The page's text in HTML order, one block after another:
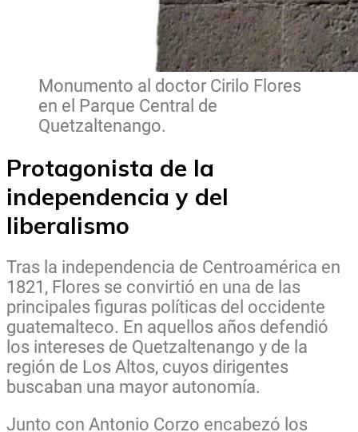
Monumento al doctor Cirilo Flores
en el Parque Central de
Quetzaltenango.
Protagonista de la
independencia y del
liberalismo
Tras la independencia de Centroamérica en
1821, Flores se convirtió en una de las
principales figuras políticas del occidente
guatemalteco. En aquellos años defendió
los intereses de Quetzaltenango y de la
región de Los Altos, cuyos dirigentes
buscaban una mayor autonomía.
Junto con Antonio Corzo encabezó los